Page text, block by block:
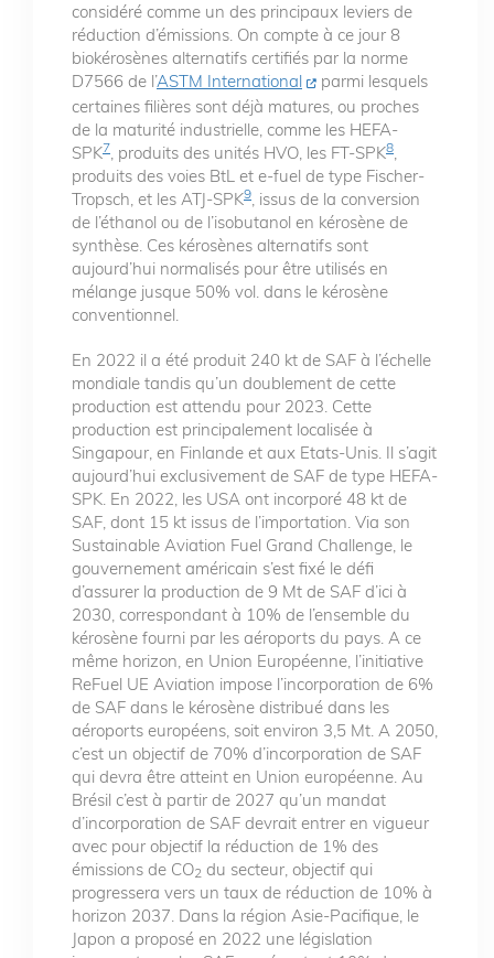
considéré comme un des principaux leviers de
réduction d’émissions. On compte à ce jour 8
biokérosènes alternatifs certifiés par la norme
D7566 de l’ASTM International
parmi lesquels
certaines filières sont déjà matures, ou proches
de la maturité industrielle, comme les HEFA-
SPK7 , produits des unités HVO, les FT-SPK8
produits des voies BtL et e-fuel de type Fischer-
Tropsch, et les ATJ-SPK9 , issus de la conversion
de l’éthanol ou de l’isobutanol en kérosène de
synthèse. Ces kérosènes alternatifs sont
aujourd’hui normalisés pour être utilisés en
mélange jusque 50% vol. dans le kérosène
conventionnel.
En 2022 il a été produit 240 kt de SAF à l’échelle
mondiale tandis qu’un doublement de cette
production est attendu pour 2023. Cette
production est principalement localisée à
Singapour, en Finlande et aux Etats-Unis. Il s’agit
aujourd’hui exclusivement de SAF de type HEFA-
SPK. En 2022, les USA ont incorporé 48 kt de
SAF, dont 15 kt issus de l’importation. Via son
Sustainable Aviation Fuel Grand Challenge, le
gouvernement américain s’est fixé le défi
d’assurer la production de 9 Mt de SAF d’ici à
2030, correspondant à 10% de l’ensemble du
kérosène fourni par les aéroports du pays. A ce
même horizon, en Union Européenne, l’initiative
ReFuel UE Aviation impose l’incorporation de 6%
de SAF dans le kérosène distribué dans les
aéroports européens, soit environ 3,5 Mt. A 2050,
c’est un objectif de 70% d’incorporation de SAF
qui devra être atteint en Union européenne. Au
Brésil c’est à partir de 2027 qu’un mandat
d’incorporation de SAF devrait entrer en vigueur
avec pour objectif la réduction de 1% des
émissions de CO2 du secteur, objectif qui
progressera vers un taux de réduction de 10% à
horizon 2037. Dans la région Asie-Pacifique, le
Japon a proposé en 2022 une législation